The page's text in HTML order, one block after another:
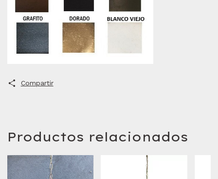
Compartir
Productos relacionados